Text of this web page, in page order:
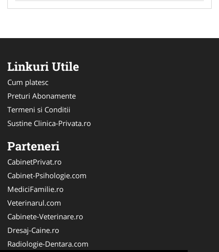
Linkuri Utile
Cum platesc
Preturi Abonamente
Termeni si Conditii
Sustine Clinica-Privata.ro
Parteneri
CabinetPrivat.ro
Cabinet-Psihologie.com
MediciFamilie.ro
Veterinarul.com
Cabinete-Veterinare.ro
Dresaj-Caine.ro
Radiologie-Dentara.com